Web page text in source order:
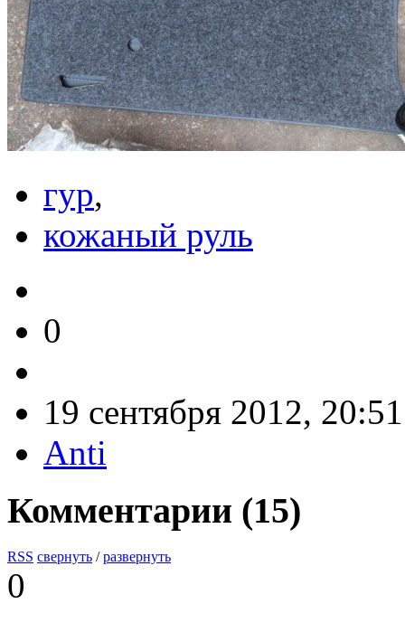
гур,
кожаный руль
0
19 сентября 2012, 20:51
Anti
Комментарии (15)
RSS свернуть /развернуть
0